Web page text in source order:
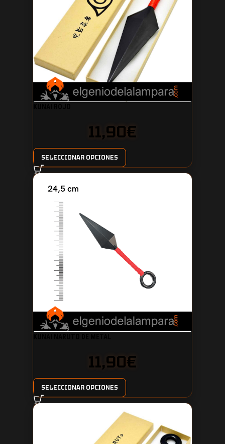
11,90€
SELECCIONAR OPCIONES
11,90€
SELECCIONAR OPCIONES